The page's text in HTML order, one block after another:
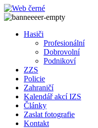
Přejít
k
Hasiči
Profesionální
Dobrovolní
Podnikoví
ZZS
Policie
Zahraničí
Kalendář akcí IZS
Články
Zaslat fotografie
Kontakt